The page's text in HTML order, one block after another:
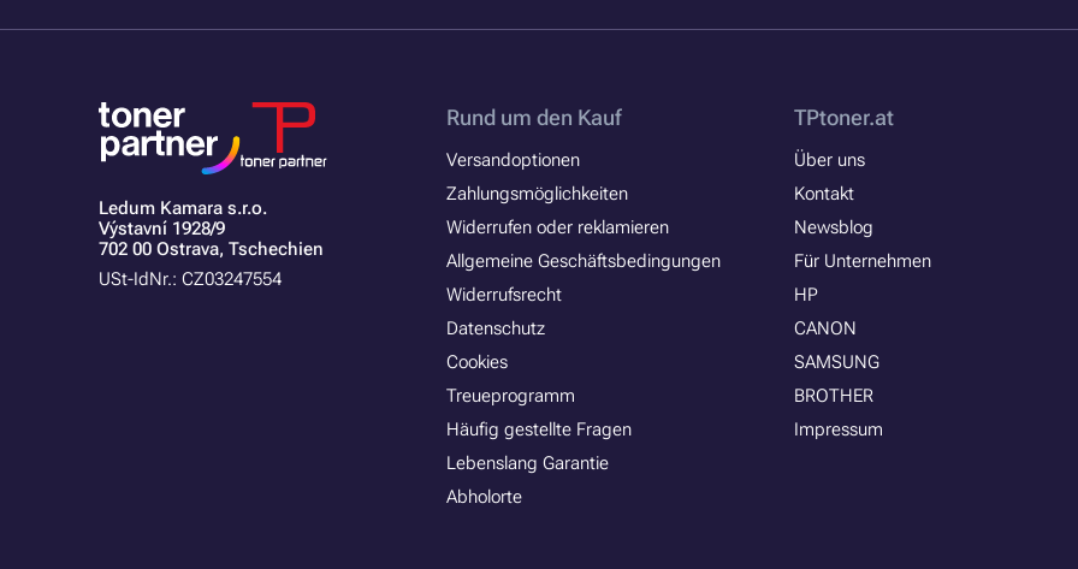
Ledum Kamara s.r.o.
Výstavní 1928/9
702 00 Ostrava, Tschechien
USt-IdNr.: CZ03247554
Rund um den Kauf
Versandoptionen
Zahlungsmöglichkeiten
Widerrufen oder reklamieren
Allgemeine Geschäftsbedingungen
Widerrufsrecht
Datenschutz
Cookies
Treueprogramm
Häufig gestellte Fragen
Lebenslang Garantie
Abholorte
TPtoner.at
Über uns
Kontakt
Newsblog
Für Unternehmen
HP
CANON
SAMSUNG
BROTHER
Impressum